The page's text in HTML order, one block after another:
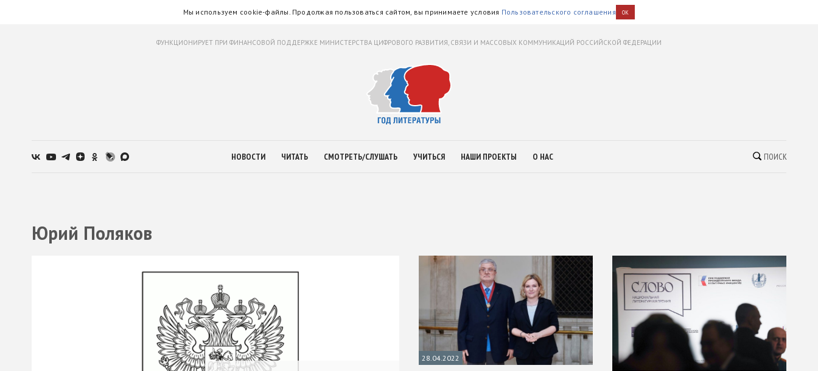
Мы используем cookie-файлы. Продолжая пользоваться сайтом, вы принимаете условия Пользовательского соглашения OK
ФУНКЦИОНИРУЕТ ПРИ ФИНАНСОВОЙ ПОДДЕРЖКЕ МИНИСТЕРСТВА ЦИФРОВОГО РАЗВИТИЯ, СВЯЗИ И МАССОВЫХ КОММУНИКАЦИЙ РОССИЙСКОЙ ФЕДЕРАЦИИ
НОВОСТИ ЧИТАТЬ СМОТРЕТЬ/СЛУШАТЬ УЧИТЬСЯ НАШИ ПРОЕКТЫ О НАС ПОИСК
Юрий Поляков
28.04.2022